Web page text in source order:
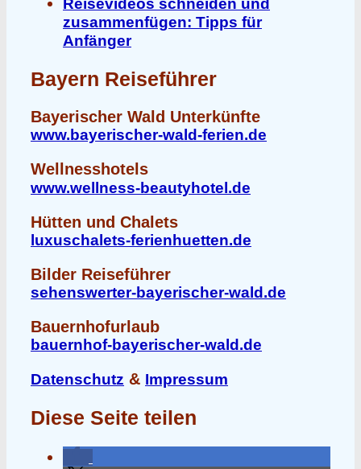
Reisevideos schneiden und
zusammenfügen: Tipps für
Anfänger
Bayern Reiseführer
Bayerischer Wald Unterkünfte
www.bayerischer-wald-ferien.de
Wellnesshotels
www.wellness-beautyhotel.de
Hütten und Chalets
luxuschalets-ferienhuetten.de
Bilder Reiseführer
sehenswerter-bayerischer-wald.de
Bauernhofurlaub
bauernhof-bayerischer-wald.de
Datenschutz & Impressum
Diese Seite teilen